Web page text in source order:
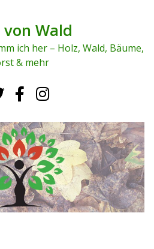
von Wald
ich her – Holz, Wald, Bäume,
& mehr